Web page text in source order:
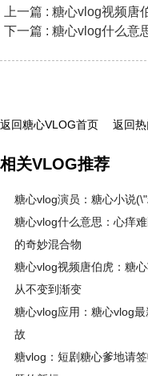
返回糖心VLOG首页 返回
相关VLOG推荐
糖心vlog演员：糖心小说
糖心vlog什么意思：心痒
的奇妙混合物
糖心vlog视频唐伯虎：糖
从不变到渐变
糖心vlog应用：糖心vlog
故
糖vlog：短剧糖心爹地请